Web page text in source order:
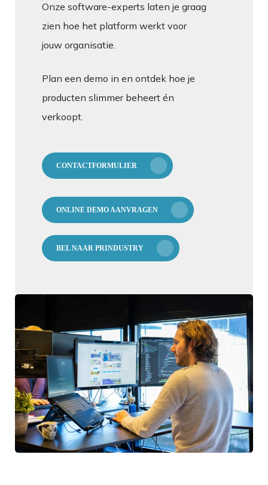
Onze software-experts laten je graag
zien hoe het platform werkt voor
jouw organisatie.
Plan een demo in en ontdek hoe je
producten slimmer beheert én
verkoopt.
CONTACTFORMULIER
ONLINE DEMO AANVRAGEN
BEL NAAR PRINDUSTRY